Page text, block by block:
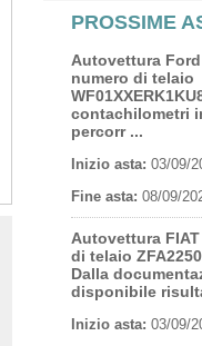
PROSSIME
Autovettura
numero di telaio
contachilometri
percorr ...
Inizio asta: 03/09/
Fine asta: 08/09/
Autovettura
di telaio
Dalla
disponibile
Inizio asta: 03/09/